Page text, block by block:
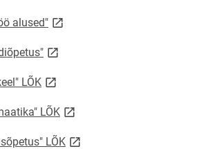
alused"link opens on new page
link opens on new page
LÕKlink opens on new page
LÕKlink opens on new page
LÕKlink opens on new page